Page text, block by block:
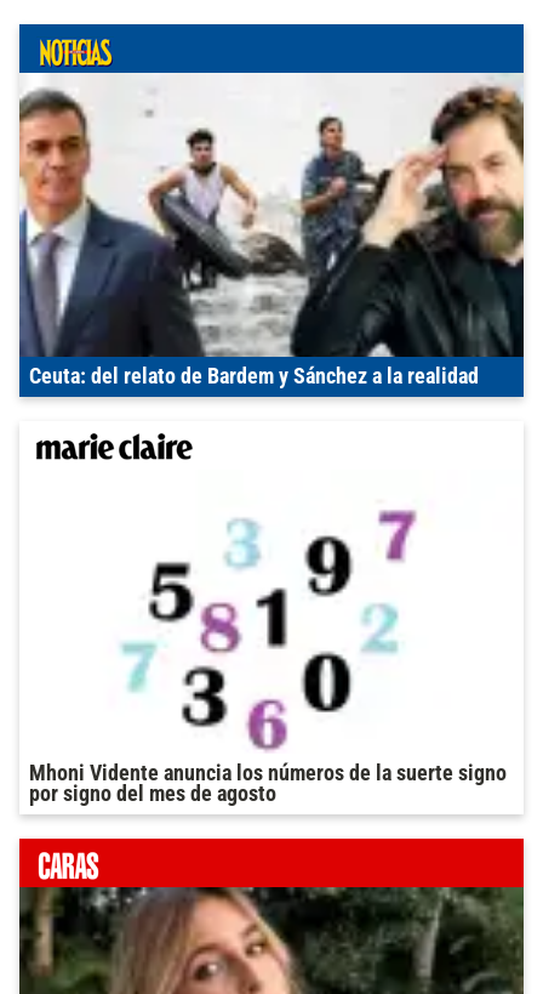
Ceuta: del relato de Bardem y Sánchez a la realidad
Mhoni Vidente anuncia los números de la suerte signo
por signo del mes de agosto